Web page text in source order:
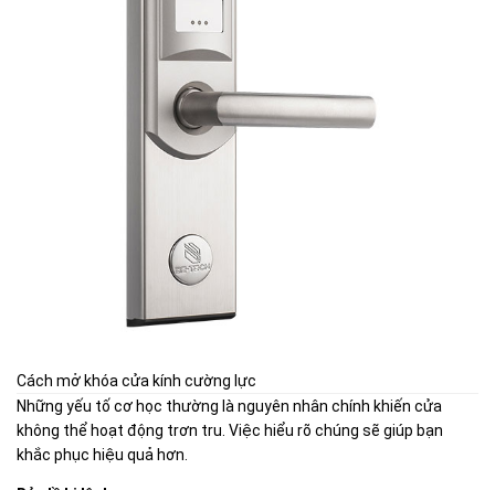
Cách mở khóa cửa kính cường lực
Những yếu tố cơ học thường là nguyên nhân chính khiến cửa
không thể hoạt động trơn tru. Việc hiểu rõ chúng sẽ giúp bạn
khắc phục hiệu quả hơn.